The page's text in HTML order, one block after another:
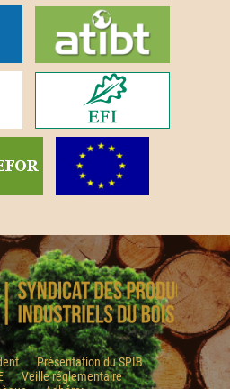
Présentation du SPIB
Veille réglementaire